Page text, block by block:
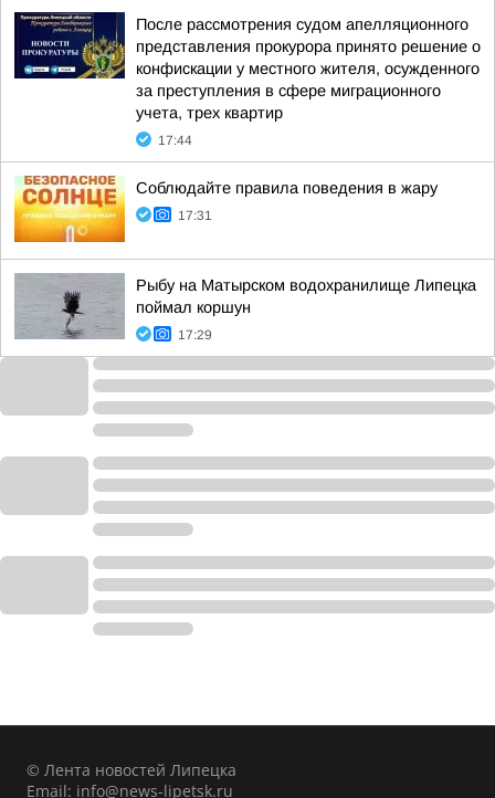
После рассмотрения судом апелляционного
представления прокурора принято решение о
конфискации у местного жителя, осужденного
за преступления в сфере миграционного
учета, трех квартир
17:44
Соблюдайте правила поведения в жару
17:31
Рыбу на Матырском водохранилище Липецка
поймал коршун
17:29
© Лента новостей Липецка
Email: info@news-lipetsk.ru